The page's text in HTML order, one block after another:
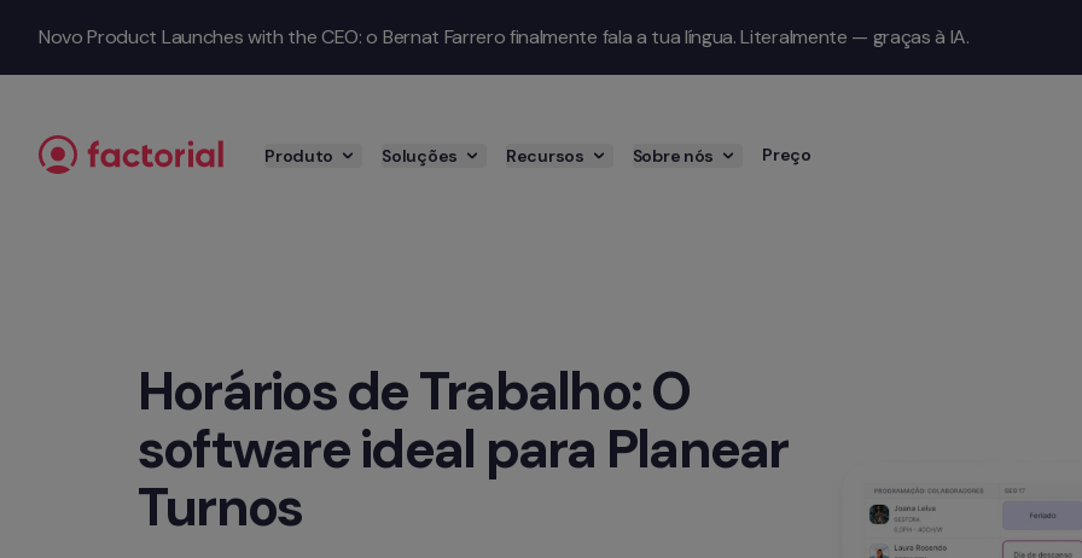
Novo Product Launches with the CEO: o Bernat Farrero finalmente fala a tua língua. Literalmente — graças à IA.
Produto Soluções Recursos Sobre nós Preço
Horários de Trabalho: O
software ideal para Planear
Turnos